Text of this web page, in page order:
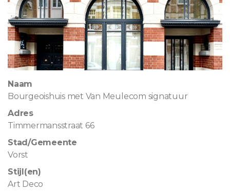
Naam
Bourgeoishuis met Van Meulecom signatuur
Adres
Timmermansstraat 66
Stad/Gemeente
Vorst
Stijl(en)
Art Deco